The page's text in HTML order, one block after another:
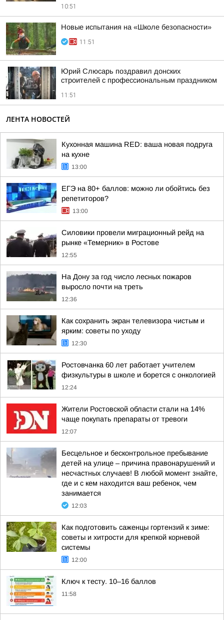
10:51
Новые испытания на «Школе безопасности»
11:51
Юрий Слюсарь поздравил донских
строителей с профессиональным праздником
11:51
ЛЕНТА НОВОСТЕЙ
Кухонная машина RED: ваша новая подруга
на кухне
13:00
ЕГЭ на 80+ баллов: можно ли обойтись без
репетиторов?
13:00
Силовики провели миграционный рейд на
рынке «Темерник» в Ростове
12:55
На Дону за год число лесных пожаров
выросло почти на треть
12:36
Как сохранить экран телевизора чистым и
ярким: советы по уходу
12:30
Ростовчанка 60 лет работает учителем
физкультуры в школе и борется с онкологией
12:24
Жители Ростовской области стали на 14%
чаще покупать препараты от тревоги
12:07
Бесцельное и бесконтрольное пребывание
детей на улице – причина правонарушений и
несчастных случаев! В любой момент знайте,
где и с кем находится ваш ребенок, чем
занимается
12:03
Как подготовить саженцы гортензий к зиме:
советы и хитрости для крепкой корневой
системы
12:00
Ключ к тесту. 10–16 баллов
11:58